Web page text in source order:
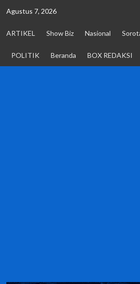
content
Agustus 7, 2026
ARTIKEL Show Biz Nasional
POLITIK Beranda BOX REDAKSI